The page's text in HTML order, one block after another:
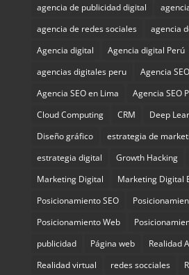
agencia de publicidad digital
agencia de redes sociales
agencia
Agencia digital
Agencia digital Perú
agencias digitales peru
Agencia SEO
Agencia SEO en Lima
Agencia SEO
Cloud Computing
CRM Deep
Diseño gráfico
estrategia de
estrategia digital
Growth Hacking
Marketing Digital
Marketing Digital
Posicionamiento SEO
Posicionamiento Web
publicidad
Página web
Realidad
Realidad virtual
redes socciales